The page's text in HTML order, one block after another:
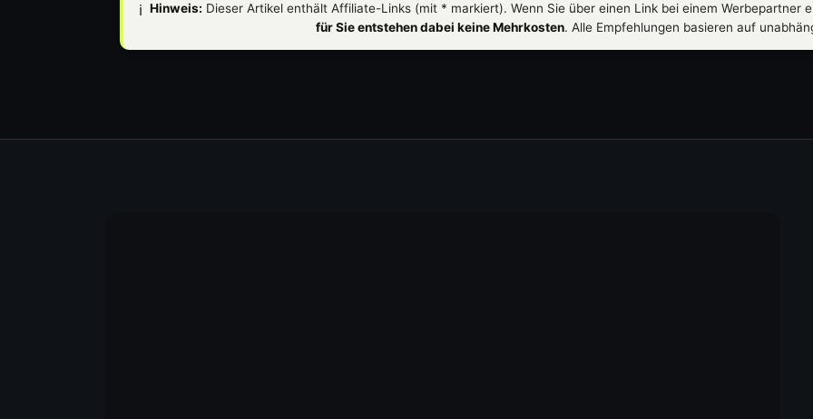
ℹ️ Hinweis: Dieser Artikel enthält Affiliate-Links (mit * markiert). Wenn Sie über einen Link bei einem
für Sie entstehen dabei keine Mehrkosten. Alle Empfehlungen basieren auf